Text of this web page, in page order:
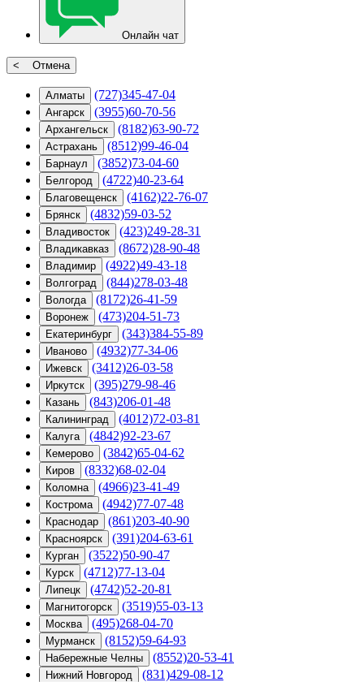
Онлайн чат
< Отмена
Алматы (727)345-47-04
Ангарск (3955)60-70-56
Архангельск (8182)63-90-72
Астрахань (8512)99-46-04
Барнаул (3852)73-04-60
Белгород (4722)40-23-64
Благовещенск (4162)22-76-07
Брянск (4832)59-03-52
Владивосток (423)249-28-31
Владикавказ (8672)28-90-48
Владимир (4922)49-43-18
Волгоград (844)278-03-48
Вологда (8172)26-41-59
Воронеж (473)204-51-73
Екатеринбург (343)384-55-89
Иваново (4932)77-34-06
Ижевск (3412)26-03-58
Иркутск (395)279-98-46
Казань (843)206-01-48
Калининград (4012)72-03-81
Калуга (4842)92-23-67
Кемерово (3842)65-04-62
Киров (8332)68-02-04
Коломна (4966)23-41-49
Кострома (4942)77-07-48
Краснодар (861)203-40-90
Красноярск (391)204-63-61
Курган (3522)50-90-47
Курск (4712)77-13-04
Липецк (4742)52-20-81
Магнитогорск (3519)55-03-13
Москва (495)268-04-70
Мурманск (8152)59-64-93
Набережные Челны (8552)20-53-41
Нижний Новгород (831)429-08-12